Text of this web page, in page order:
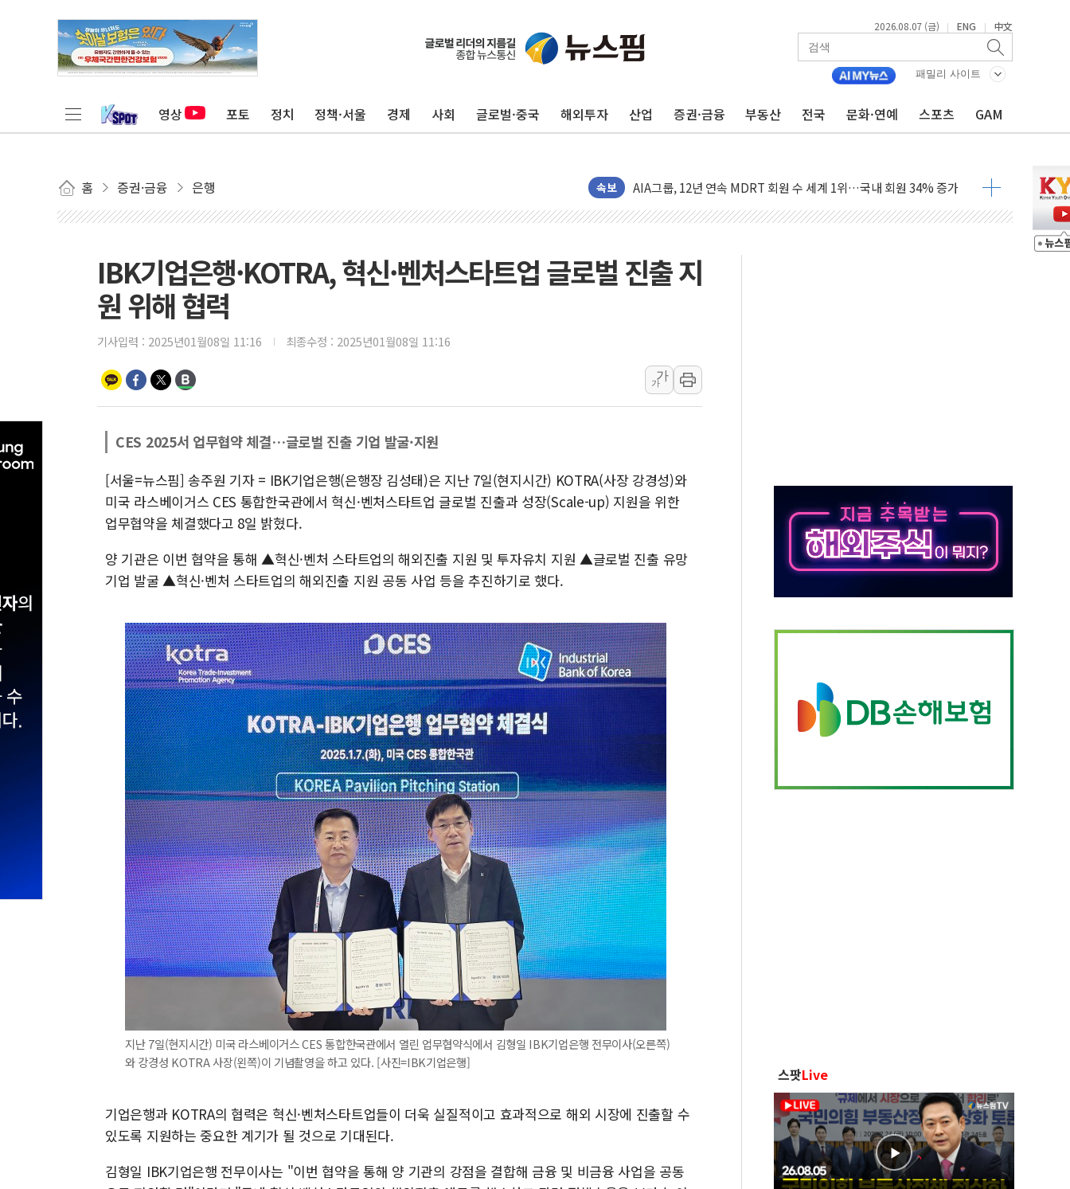
2026.08.07 (금) | ENG | 中文
패밀리 사이트
영상 포토 정치 정책·서울 경제 사회 글로벌·중국 해외투자 산업 증권·금융 부동산 전국 문화·연예 스포츠 GAM
홈 증권·금융 은행 속보
예천 실종신고 80대 남성 논둑서 숨진 채 발견
한병도 "막말 정치를 좌시하지 않겠다"
원내대책회의 참석하는 한병도
[컨콜] 네이버, 멤버십 연계 배송 혜택 강화...새벽 배송 도입 예정
[컨콜] 네이버 AI탭, 올해 안으로 부동산과 건강까지 영역 확장 예정
HDC랩스, 'BUILD CON SUMMIT 2026' 참가
와이즈버즈, 상반기 매출 245억원…순이익 흑자 전환
美공화, 韓 '개정 정통망법'에 항의 서한…"표현의 자유 위협"
롯데쇼핑, 백화점이 이끈 반등...2분기 영업이익 121% 급증
벤처업계 "정부 세제개편안 환영...RSU 세제지원 긍정 검토되길"
최영근 한국전광 대표, ESG경영대상 환경부분 최우수상 수상
뉴온 "어린이 성장 제품 '매직키드', 출시 8개월에 매출 62억원"
IBK기업은행·KOTRA, 혁신·벤처스타트업 글로벌 진출 지
원 위해 협력
기사입력 : 2025년01월08일 11:16 최종수정 : 2025년01월08일 11:16
가
가
CES 2025서 업무협약 체결…글로벌 진출 기업 발굴·지원
[서울=뉴스핌] 송주원 기자 = IBK기업은행(은행장 김성태)은 지난 7일(현지시간) KOTRA(사장 강경성)와
미국 라스베이거스 CES 통합한국관에서 혁신·벤처스타트업 글로벌 진출과 성장(Scale-up) 지원을 위한
업무협약을 체결했다고 8일 밝혔다.
양 기관은 이번 협약을 통해 ▲혁신·벤처 스타트업의 해외진출 지원 및 투자유치 지원 ▲글로벌 진출 유망
기업 발굴 ▲혁신·벤처 스타트업의 해외진출 지원 공동 사업 등을 추진하기로 했다.
지난 7일(현지시간) 미국 라스베이거스 CES 통합한국관에서 열린 업무협약식에서 김형일 IBK기업은행 전무이사(오른쪽)
와 강경성 KOTRA 사장(왼쪽)이 기념촬영을 하고 있다. [사진=IBK기업은행]
기업은행과 KOTRA의 협력은 혁신·벤처스타트업들이 더욱 실질적이고 효과적으로 해외 시장에 진출할 수
있도록 지원하는 중요한 계기가 될 것으로 기대된다.
김형일 IBK기업은행 전무이사는 "이번 협약을 통해 양 기관의 강점을 결합해 금융 및 비금융 사업을 공동
스팟Live